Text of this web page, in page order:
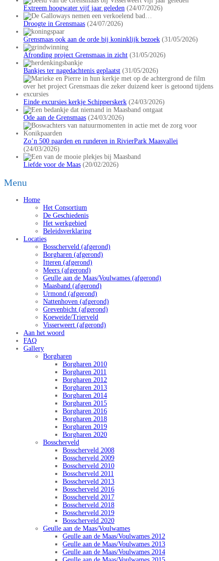
Extreem hoogwater vijf jaar geleden (24/07/2026)
Droogte in Grensmaas (24/07/2026)
Grensmaas ook aan de orde bij koninklijk bezoek (31/05/2026)
Afronding project Grensmaas in zicht (31/05/2026)
Bankjes ter nagedachtenis geplaatst (31/05/2026)
Einde excursies kerkje Schipperskerk (24/03/2026)
Ode aan de Grensmaas (24/03/2026)
Zo’n 500 paarden en runderen in RivierPark Maasvallei
(24/03/2026)
Liefde voor de Maas (20/02/2026)
Menu
Home
Het Consortium
De Geschiedenis
Het werkgebied
Beleidsverklaring
Locaties
Bosscherveld (afgerond)
Borgharen (afgerond)
Itteren (afgerond)
Meers (afgerond)
Geulle aan de Maas/Voulwames (afgerond)
Maasband (afgerond)
Urmond (afgerond)
Nattenhoven (afgerond)
Grevenbicht (afgerond)
Koeweide/Trierveld
Visserweert (afgerond)
Aan het woord
FAQ
Gallery
Borgharen
Borgharen 2010
Borgharen 2011
Borgharen 2012
Borgharen 2013
Borgharen 2014
Borgharen 2015
Borgharen 2016
Borgharen 2018
Borgharen 2019
Borgharen 2020
Bosscherveld
Bosscherveld 2008
Bosscherveld 2009
Bosscherveld 2010
Bosscherveld 2011
Bosscherveld 2013
Bosscherveld 2016
Bosscherveld 2017
Bosscherveld 2018
Bosscherveld 2019
Bosscherveld 2020
Geulle aan de Maas/Voulwames
Geulle aan de Maas/Voulwames 2012
Geulle aan de Maas/Voulwames 2013
Geulle aan de Maas/Voulwames 2014